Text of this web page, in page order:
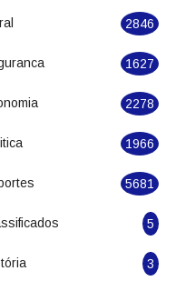
20396
2846
1627
2278
1966
5681
5